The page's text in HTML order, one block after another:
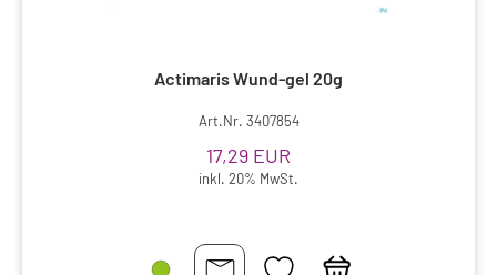
Actimaris Wund-gel 20g
Art.Nr. 3407854
17,29 EUR
inkl. 20% MwSt.